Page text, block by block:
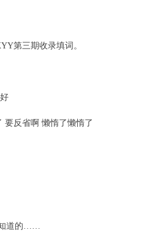
第三期收录填词。
要反省啊 懒惰了懒惰了
知道的……